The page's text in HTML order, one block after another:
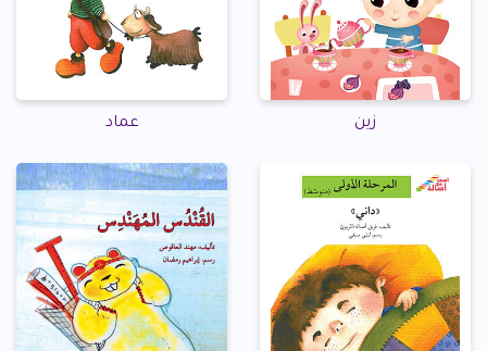
زين عماد